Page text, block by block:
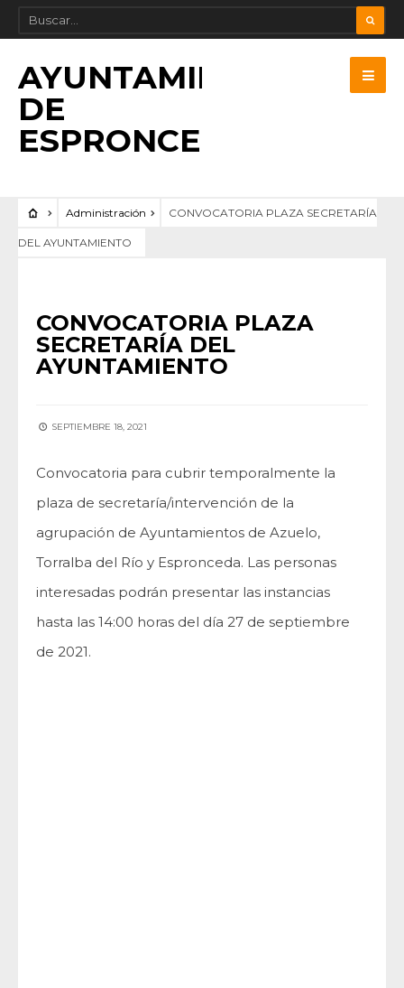
AYUNTAMIENTO
DE
ESPRONCEDA
Administración CONVOCATORIA PLAZA SECRETARÍA
DEL AYUNTAMIENTO
CONVOCATORIA PLAZA
SECRETARÍA DEL
AYUNTAMIENTO
SEPTIEMBRE 18, 2021
Convocatoria para cubrir temporalmente la
plaza de secretaría/intervención de la
agrupación de Ayuntamientos de Azuelo,
Torralba del Río y Espronceda. Las personas
interesadas podrán presentar las instancias
hasta las 14:00 horas del día 27 de septiembre
de 2021.